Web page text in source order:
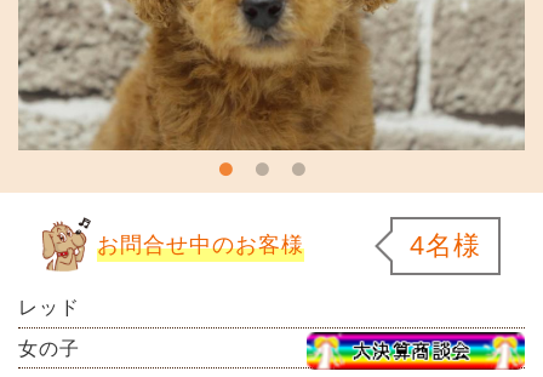
お問合せ中のお客様 4名様
レッド
女の子